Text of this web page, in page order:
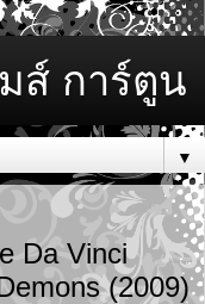
ส์ การ์ตูน
▼
Da Vinci
(2009)